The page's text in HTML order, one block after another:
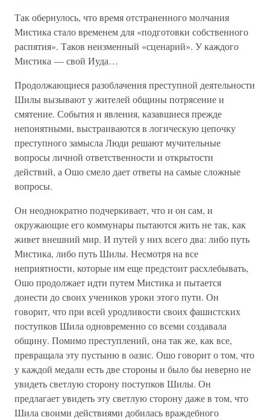
Так обернулось, что время отстраненного молчания
Мистика стало временем для «подготовки собственного
распятия». Таков неизменный «сценарий». У каждого
Мистика — свой Иуда…
Продолжающиеся разоблачения преступной деятельности
Шилы вызывают у жителей общины потрясение и
смятение. События и явления, казавшиеся прежде
непонятными, выстраиваются в логическую цепочку
преступного замысла Люди решают мучительные
вопросы личной ответственности и открытости
действий, а Ошо смело дает ответы на самые сложные
вопросы.
Он неоднократно подчеркивает, что и он сам, и
окружающие его коммунары пытаются жить не так, как
живет внешний мир. И путей у них всего два: либо путь
Мистика, либо путь Шилы. Несмотря на все
неприятности, которые им еще предстоит расхлебывать,
Ошо продолжает идти путем Мистика и пытается
донести до своих учеников уроки этого пути. Он
говорит, что при всей уродливости своих фашистских
поступков Шила одновременно со всеми создавала
общину. Помимо преступлений, она так же, как все,
превращала эту пустыню в оазис. Ошо говорит о том, что
у каждой медали есть две стороны и было бы неверно не
увидеть светлую сторону поступков Шилы. Он
предлагает увидеть эту светлую сторону даже в том, что
Шила своими действиями добилась враждебного